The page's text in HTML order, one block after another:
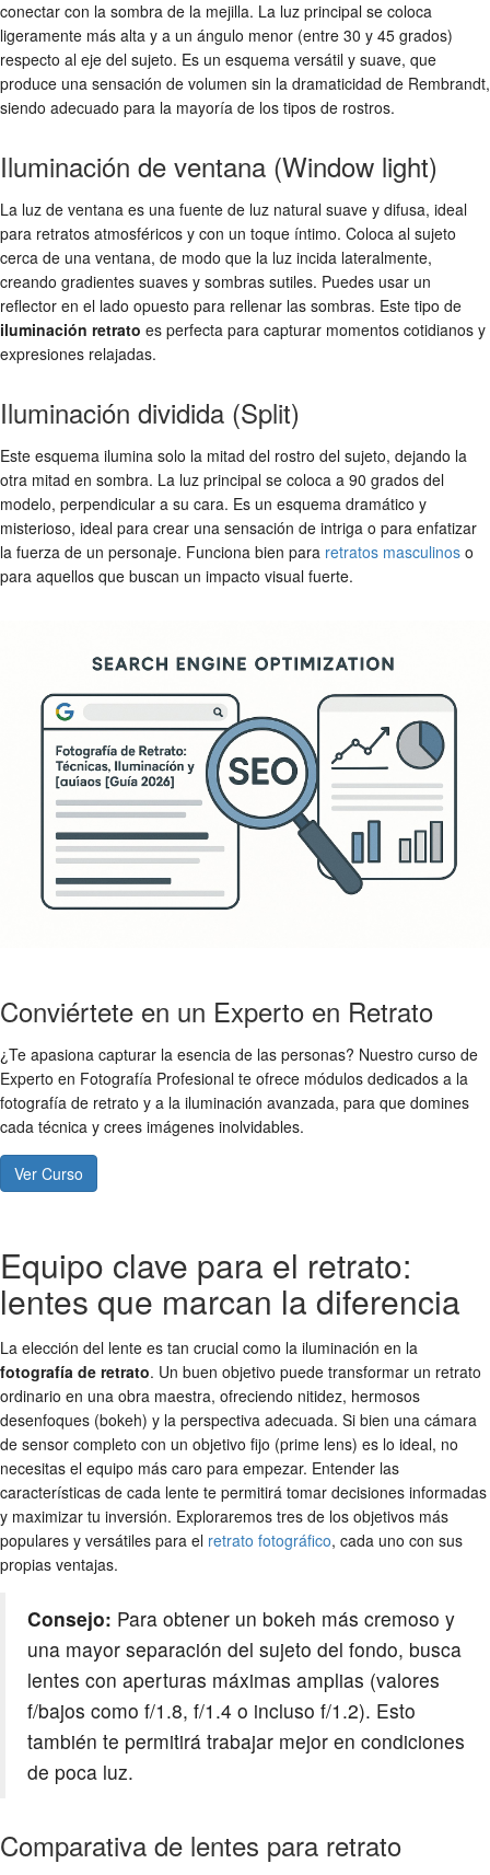
conectar con la sombra de la mejilla. La luz principal se coloca
ligeramente más alta y a un ángulo menor (entre 30 y 45 grados)
respecto al eje del sujeto. Es un esquema versátil y suave, que
produce una sensación de volumen sin la dramaticidad de Rembrandt,
siendo adecuado para la mayoría de los tipos de rostros.
Iluminación de ventana (Window light)
La luz de ventana es una fuente de luz natural suave y difusa, ideal
para retratos atmosféricos y con un toque íntimo. Coloca al sujeto
cerca de una ventana, de modo que la luz incida lateralmente,
creando gradientes suaves y sombras sutiles. Puedes usar un
reflector en el lado opuesto para rellenar las sombras. Este tipo de
iluminación retrato es perfecta para capturar momentos cotidianos y
expresiones relajadas.
Iluminación dividida (Split)
Este esquema ilumina solo la mitad del rostro del sujeto, dejando la
otra mitad en sombra. La luz principal se coloca a 90 grados del
modelo, perpendicular a su cara. Es un esquema dramático y
misterioso, ideal para crear una sensación de intriga o para enfatizar
la fuerza de un personaje. Funciona bien para retratos masculinos o
para aquellos que buscan un impacto visual fuerte.
Conviértete en un Experto en Retrato
¿Te apasiona capturar la esencia de las personas? Nuestro curso de
Experto en Fotografía Profesional te ofrece módulos dedicados a la
fotografía de retrato y a la iluminación avanzada, para que domines
cada técnica y crees imágenes inolvidables.
Ver Curso
Equipo clave para el retrato:
lentes que marcan la diferencia
La elección del lente es tan crucial como la iluminación en la
fotografía de retrato. Un buen objetivo puede transformar un retrato
ordinario en una obra maestra, ofreciendo nitidez, hermosos
desenfoques (bokeh) y la perspectiva adecuada. Si bien una cámara
de sensor completo con un objetivo fijo (prime lens) es lo ideal, no
necesitas el equipo más caro para empezar. Entender las
características de cada lente te permitirá tomar decisiones informadas
y maximizar tu inversión. Exploraremos tres de los objetivos más
populares y versátiles para el retrato fotográfico, cada uno con sus
propias ventajas.
Consejo: Para obtener un bokeh más cremoso y
una mayor separación del sujeto del fondo, busca
lentes con aperturas máximas amplias (valores
f/bajos como f/1.8, f/1.4 o incluso f/1.2). Esto
también te permitirá trabajar mejor en condiciones
de poca luz.
Comparativa de lentes para retrato